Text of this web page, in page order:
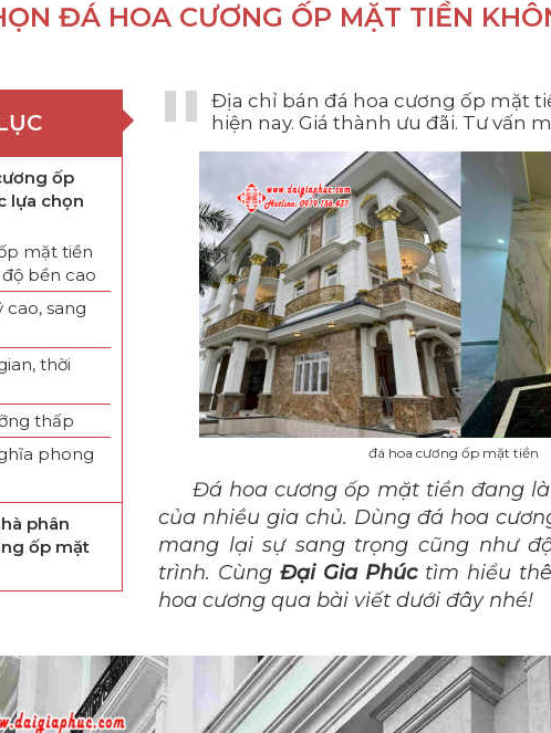
ĐÁ HOA CƯƠNG ỐP MẶT TIỀN
ốp
lựa chọn
mặt tiền
bền cao
cao, sang
thời
thấp
phong
phân
ốp mặt
Địa chỉ bán đá hoa cương ốp mặt
hiện nay. Giá thành ưu đãi. Tư vấn
đá hoa cương ốp mặt tiền
Đá hoa cương ốp mặt tiền đang
của nhiều gia chủ. Dùng đá hoa
mang lại sự sang trọng cũng như
trình. Cùng Đại Gia Phúctìm hiểu
hoa cương qua bài viết dưới đây nhé!